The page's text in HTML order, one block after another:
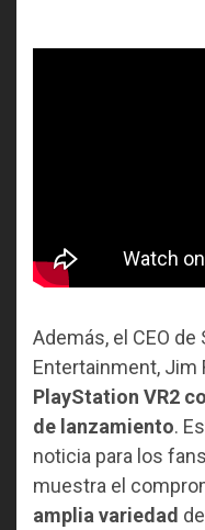
Además, el CEO
Entertainment, Jim
PlayStation VR2
de lanzamiento.
noticia para los
muestra el
amplia variedad